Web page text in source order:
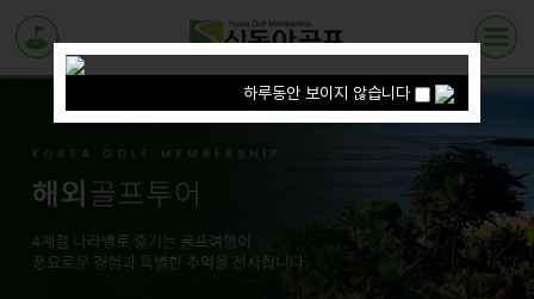
하루동안 보이지 않습니다